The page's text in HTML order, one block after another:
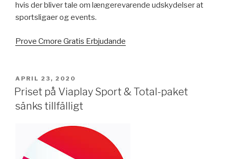
hvis der bliver tale om længerevarende udskydelser at
sportsligaer og events.
Prove Cmore Gratis Erbjudande
PUBLICERAT
APRIL 23, 2020
Priset på Viaplay Sport & Total-paket
sänks tillfälligt